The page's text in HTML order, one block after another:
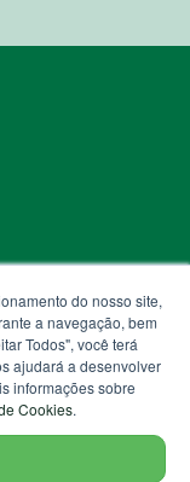
do nosso site,
a navegação, bem
Todos", você terá
ajudará a desenvolver
informações sobre
Cookies.